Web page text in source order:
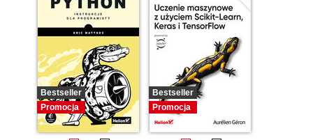
Bestseller
Promocja
Bestseller
Promocja